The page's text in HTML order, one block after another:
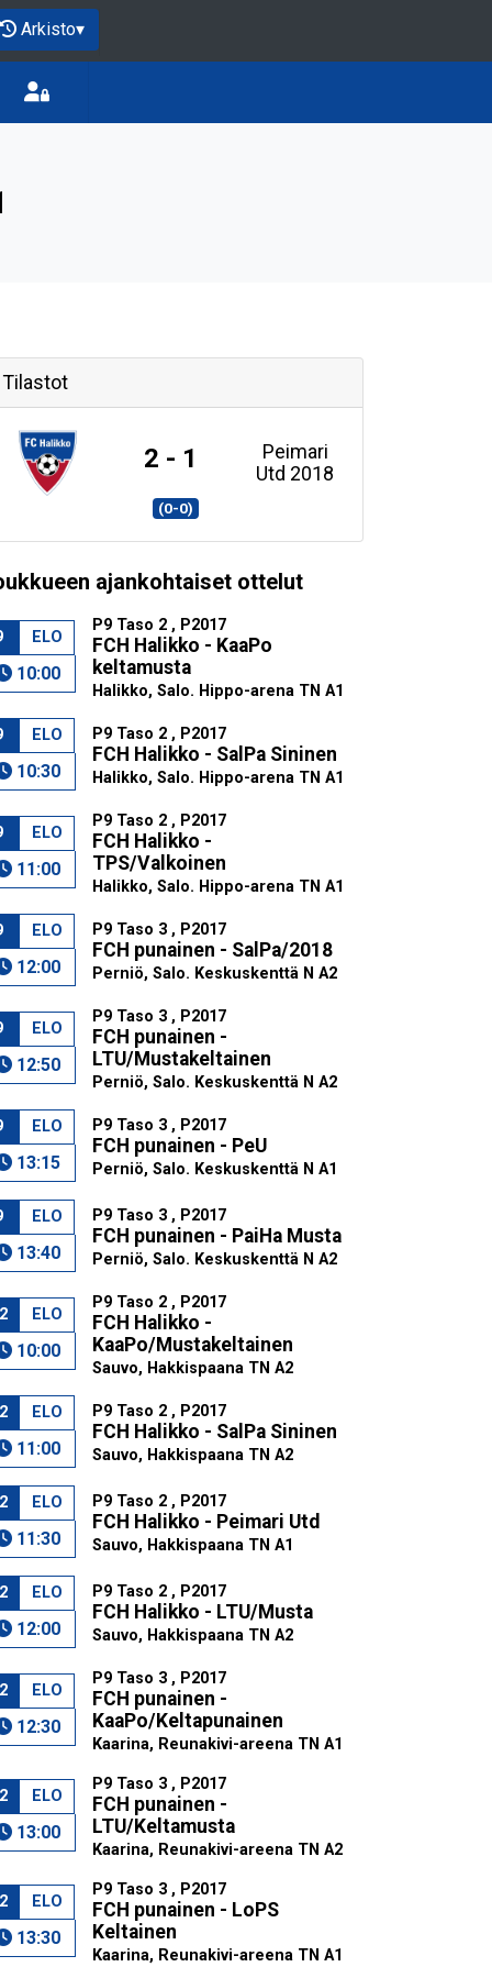
Arkisto▾
Tilastot
2 - 1
Peimari
Utd 2018
(0-0)
ajankohtaiset ottelut
ELO
10:00
P9 Taso 2 , P2017
FCH Halikko - KaaPo
keltamusta
Halikko, Salo. Hippo-arena TN A1
ELO
10:30
P9 Taso 2 , P2017
FCH Halikko - SalPa Sininen
Halikko, Salo. Hippo-arena TN A1
ELO
11:00
P9 Taso 2 , P2017
FCH Halikko -
TPS/Valkoinen
Halikko, Salo. Hippo-arena TN A1
ELO
12:00
P9 Taso 3 , P2017
FCH punainen - SalPa/2018
Perniö, Salo. Keskuskenttä N A2
ELO
12:50
P9 Taso 3 , P2017
FCH punainen -
LTU/Mustakeltainen
Perniö, Salo. Keskuskenttä N A2
ELO
13:15
P9 Taso 3 , P2017
FCH punainen - PeU
Perniö, Salo. Keskuskenttä N A1
ELO
13:40
P9 Taso 3 , P2017
FCH punainen - PaiHa Musta
Perniö, Salo. Keskuskenttä N A2
ELO
10:00
P9 Taso 2 , P2017
FCH Halikko -
KaaPo/Mustakeltainen
Sauvo, Hakkispaana TN A2
ELO
11:00
P9 Taso 2 , P2017
FCH Halikko - SalPa Sininen
Sauvo, Hakkispaana TN A2
ELO
11:30
P9 Taso 2 , P2017
FCH Halikko - Peimari Utd
Sauvo, Hakkispaana TN A1
ELO
12:00
P9 Taso 2 , P2017
FCH Halikko - LTU/Musta
Sauvo, Hakkispaana TN A2
ELO
12:30
P9 Taso 3 , P2017
FCH punainen -
KaaPo/Keltapunainen
Kaarina, Reunakivi-areena TN A1
ELO
13:00
P9 Taso 3 , P2017
FCH punainen -
LTU/Keltamusta
Kaarina, Reunakivi-areena TN A2
ELO
13:30
P9 Taso 3 , P2017
FCH punainen - LoPS
Keltainen
Kaarina, Reunakivi-areena TN A1